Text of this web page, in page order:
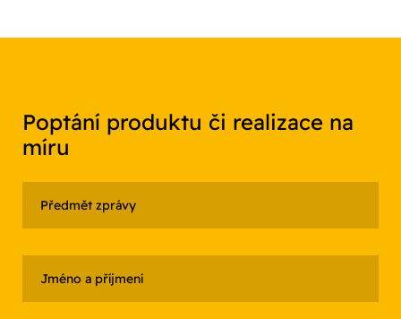
Poptání produktu či realizace na
míru